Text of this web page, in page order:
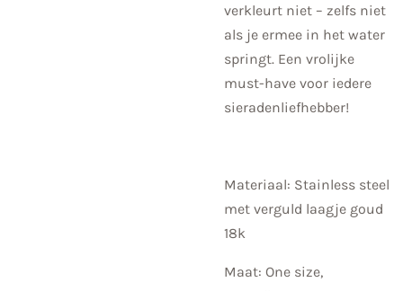
verkleurt niet – zelfs niet
als je ermee in het water
springt. Een vrolijke
must-have voor iedere
sieradenliefhebber!
Materiaal: Stainless steel
met verguld laagje goud
18k
Maat: One size,